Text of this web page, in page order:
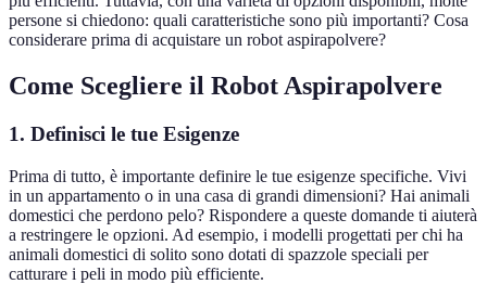
persone si chiedono: quali caratteristiche sono più importanti? Cosa
considerare prima di acquistare un robot aspirapolvere?
Come Scegliere il Robot Aspirapolvere
1. Definisci le tue Esigenze
Prima di tutto, è importante definire le tue esigenze specifiche. Vivi
in un appartamento o in una casa di grandi dimensioni? Hai animali
domestici che perdono pelo? Rispondere a queste domande ti aiuterà
a restringere le opzioni. Ad esempio, i modelli progettati per chi ha
animali domestici di solito sono dotati di spazzole speciali per
catturare i peli in modo più efficiente.